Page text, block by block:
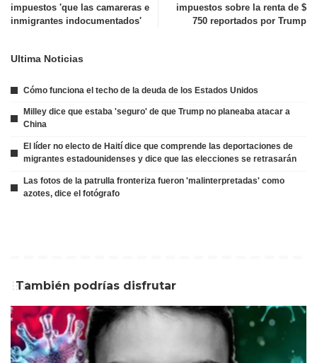
impuestos 'que las camareras e
inmigrantes indocumentados'
impuestos sobre la renta de $
750 reportados por Trump
Ultima Noticias
Cómo funciona el techo de la deuda de los Estados Unidos
Milley dice que estaba 'seguro' de que Trump no planeaba atacar a
China
El líder no electo de Haití dice que comprende las deportaciones de
migrantes estadounidenses y dice que las elecciones se retrasarán
Las fotos de la patrulla fronteriza fueron 'malinterpretadas' como
azotes, dice el fotógrafo
También podrías disfrutar